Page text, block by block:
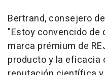
Bertrand, consejero
"Estoy convencido de
marca prémium de
producto y la eficacia